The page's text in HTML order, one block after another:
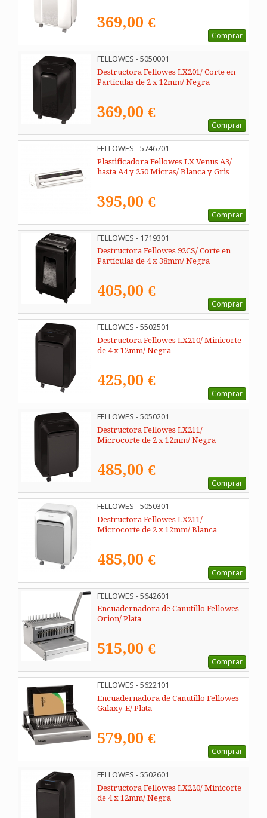
369,00 €
Comprar
FELLOWES - 5050001
Destructora Fellowes LX201/ Corte en
Partículas de 2 x 12mm/ Negra
369,00 €
Comprar
FELLOWES - 5746701
Plastificadora Fellowes LX Venus A3/
hasta A4 y 250 Micras/ Blanca y Gris
395,00 €
Comprar
FELLOWES - 1719301
Destructora Fellowes 92CS/ Corte en
Partículas de 4 x 38mm/ Negra
405,00 €
Comprar
FELLOWES - 5502501
Destructora Fellowes LX210/ Minicorte
de 4 x 12mm/ Negra
425,00 €
Comprar
FELLOWES - 5050201
Destructora Fellowes LX211/
Microcorte de 2 x 12mm/ Negra
485,00 €
Comprar
FELLOWES - 5050301
Destructora Fellowes LX211/
Microcorte de 2 x 12mm/ Blanca
485,00 €
Comprar
FELLOWES - 5642601
Encuadernadora de Canutillo Fellowes
Orion/ Plata
515,00 €
Comprar
FELLOWES - 5622101
Encuadernadora de Canutillo Fellowes
Galaxy-E/ Plata
579,00 €
Comprar
FELLOWES - 5502601
Destructora Fellowes LX220/ Minicorte
de 4 x 12mm/ Negra